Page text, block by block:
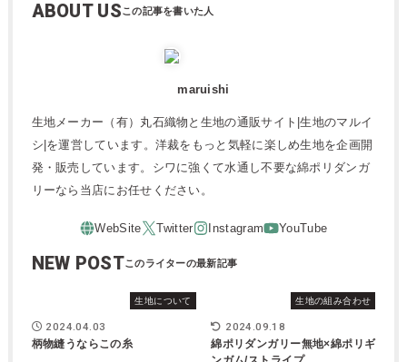
ABOUT US
maruishi
生地メーカー（有）丸石織物と生地の通販サイト|生地のマルイ
シ|を運営しています。洋裁をもっと気軽に楽しめ生地を企画開
発・販売しています。シワに強くて水通し不要な綿ポリダンガ
リーなら当店にお任せください。
NEW POST
生地について
2024.04.03
柄物縫うならこの糸
生地の組み合わせ
2024.09.18
綿ポリダンガリー無地×綿ポリギ